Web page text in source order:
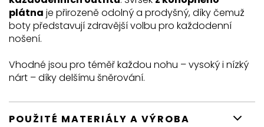
plátna je přirozeně odolný a prodyšný, díky čemuž
boty představují zdravější volbu pro každodenní
nošení.
Vhodné jsou pro téměř každou nohu – vysoký i nízký
nárt – díky delšímu šněrování.
POUŽITÉ MATERIÁLY A VÝROBA